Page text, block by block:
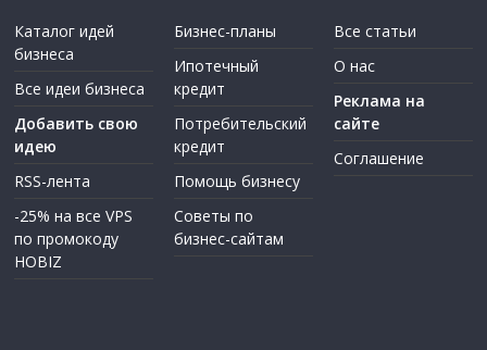
Каталог идей
бизнеса
Все идеи бизнеса
Добавить свою
идею
RSS-лента
-25% на все VPS
по промокоду
HOBIZ
Бизнес-планы
Ипотечный
кредит
Потребительский
кредит
Помощь бизнесу
Советы по
бизнес-сайтам
Все статьи
О нас
Реклама на
сайте
Соглашение